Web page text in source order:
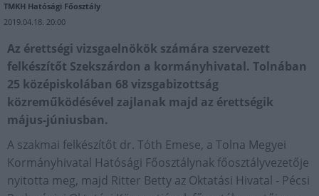
TMKH Hatósági Főosztály
2019.04.18. 20:00
Az érettségi vizsgaelnökök számára szervezett
felkészítőt Szekszárdon a kormányhivatal. Tolnában
25 középiskolában 68 vizsgabizottság
közreműködésével zajlanak majd az érettségik
május-júniusban.
A szakmai felkészítőt dr. Tóth Emese, a Tolna Megyei
Kormányhivatal Hatósági Főosztálynak főosztályvezetője
nyitotta meg, majd Ritter Betty az Oktatási Hivatal - Pécsi